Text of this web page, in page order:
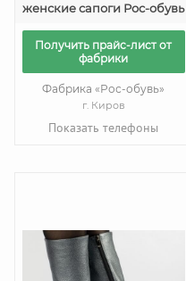
женские сапоги Рос-обувь
Получить прайс-лист от
фабрики
Фабрика «Рос-обувь»
г. Киров
Показать телефоны